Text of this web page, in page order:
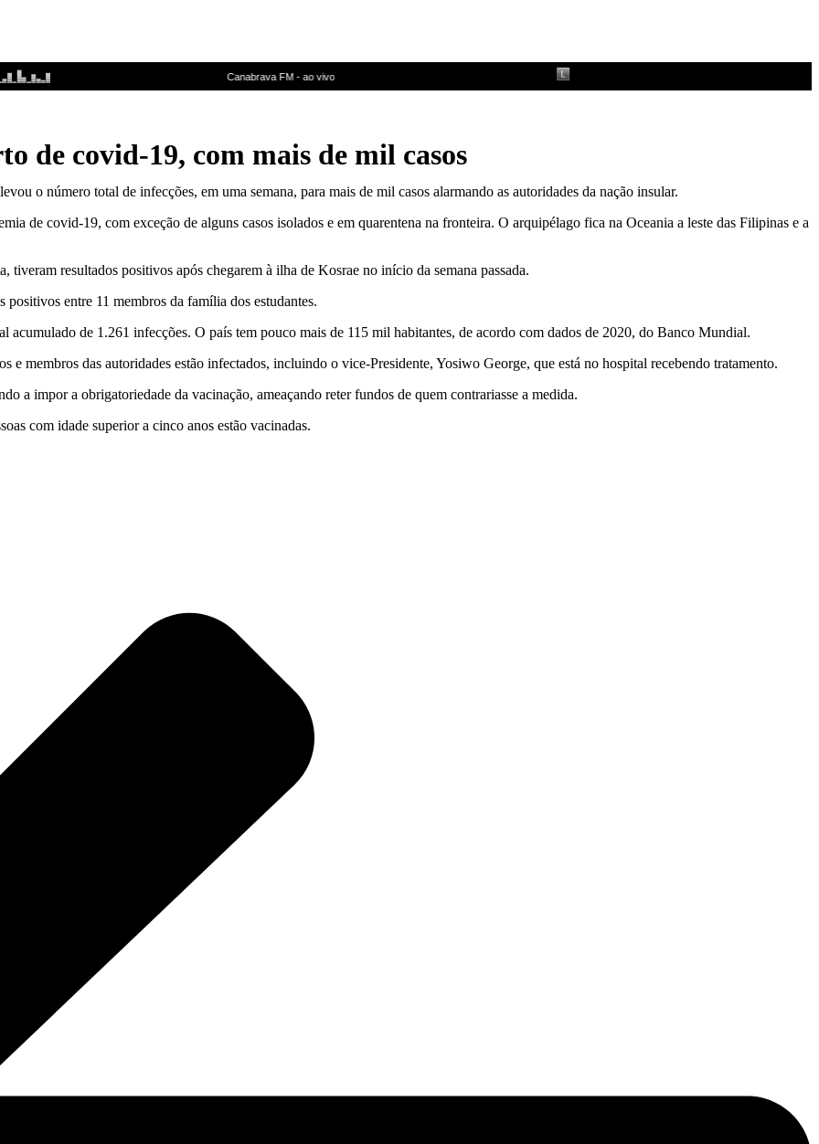
de covid-19, com mais de mil casos
o número total de infecções, em uma semana, para mais de mil casos alarmando as autoridades da nação insular.
de covid-19, com exceção de alguns casos isolados e em quarentena na fronteira. O arquipélago fica na Oceania a leste das Filipinas e a
resultados positivos após chegarem à ilha de Kosrae no início da semana passada.
entre 11 membros da família dos estudantes.
acumulado de 1.261 infecções. O país tem pouco mais de 115 mil habitantes, de acordo com dados de 2020, do Banco Mundial.
e membros das autoridades estão infectados, incluindo o vice-Presidente, Yosiwo George, que está no hospital recebendo tratamento.
a impor a obrigatoriedade da vacinação, ameaçando reter fundos de quem contrariasse a medida.
com idade superior a cinco anos estão vacinadas.